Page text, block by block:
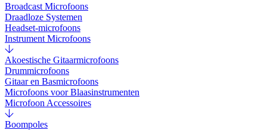
Broadcast Microfoons
Draadloze Systemen
Headset-microfoons
Instrument Microfoons
Akoestische Gitaarmicrofoons
Drummicrofoons
Gitaar en Basmicrofoons
Microfoons voor Blaasinstrumenten
Microfoon Accessoires
Boompoles